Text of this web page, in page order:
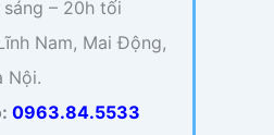
sáng – 20h tối
Nam, Mai Động,
Nội.
0963.84.5533